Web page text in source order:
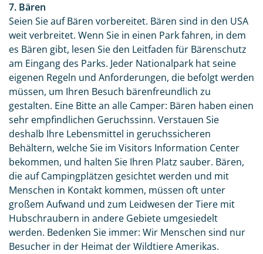
X
WhatsApp
Telegram
per E-Mail senden
Link kopieren
7. Bären
Seien Sie auf Bären vorbereitet. Bären sind in den USA
weit verbreitet. Wenn Sie in einen Park fahren, in dem
es Bären gibt, lesen Sie den Leitfaden für Bärenschutz
am Eingang des Parks. Jeder Nationalpark hat seine
eigenen Regeln und Anforderungen, die befolgt werden
müssen, um Ihren Besuch bärenfreundlich zu
gestalten. Eine Bitte an alle Camper: Bären haben einen
sehr empfindlichen Geruchssinn. Verstauen Sie
deshalb Ihre Lebensmittel in geruchssicheren
Behältern, welche Sie im Visitors Information Center
bekommen, und halten Sie Ihren Platz sauber. Bären,
die auf Campingplätzen gesichtet werden und mit
Menschen in Kontakt kommen, müssen oft unter
großem Aufwand und zum Leidwesen der Tiere mit
Hubschraubern in andere Gebiete umgesiedelt
werden. Bedenken Sie immer: Wir Menschen sind nur
Besucher in der Heimat der Wildtiere Amerikas.